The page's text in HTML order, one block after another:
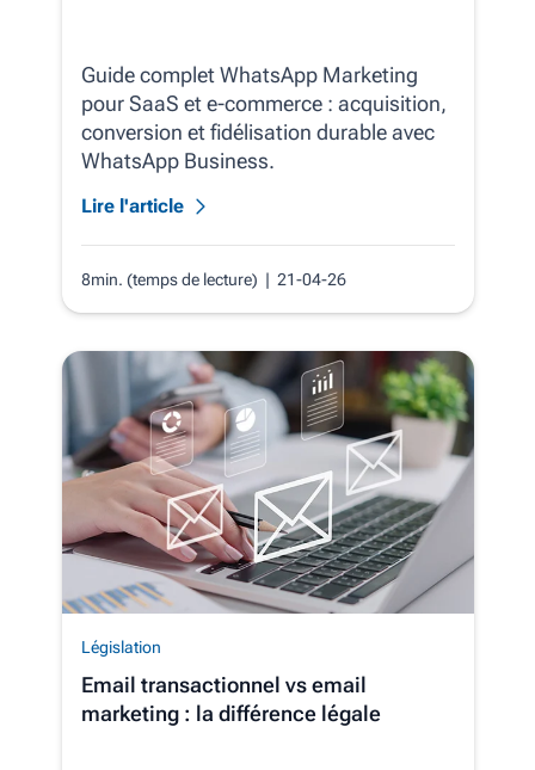
Guide complet WhatsApp Marketing
pour SaaS et e‑commerce : acquisition,
conversion et fidélisation durable avec
WhatsApp Business.
Lire l'article
8min. (temps de lecture) | 21-04-26
Législation
Email transactionnel vs email
marketing : la différence légale